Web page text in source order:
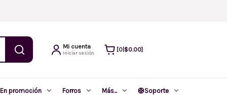
Mi cuenta
Iniciar sesión 0 $0.00
En promoción Forros Más... 🛟Soporte